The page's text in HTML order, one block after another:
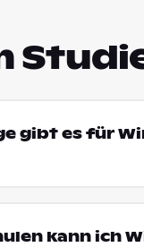
gibt es für
kann ich